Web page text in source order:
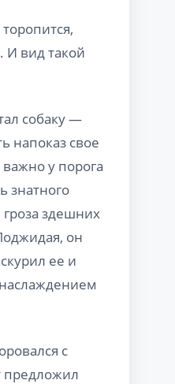
И вид такой
собаку —
напоказ свое
у порога
знатного
гроза здешних
он
ее и
с
предложил